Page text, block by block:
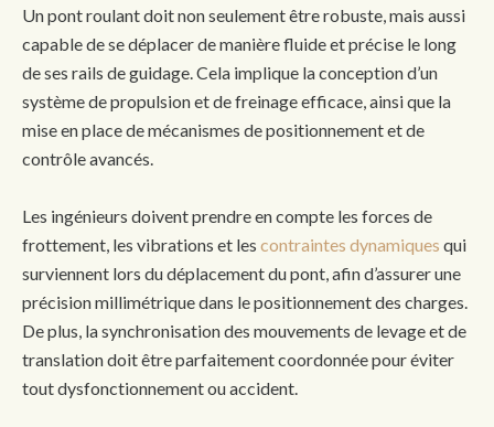
Un pont roulant doit non seulement être robuste, mais aussi
capable de se déplacer de manière fluide et précise le long
de ses rails de guidage. Cela implique la conception d’un
système de propulsion et de freinage efficace, ainsi que la
mise en place de mécanismes de positionnement et de
contrôle avancés.
Les ingénieurs doivent prendre en compte les forces de
frottement, les vibrations et les contraintes dynamiques qui
surviennent lors du déplacement du pont, afin d’assurer une
précision millimétrique dans le positionnement des charges.
De plus, la synchronisation des mouvements de levage et de
translation doit être parfaitement coordonnée pour éviter
tout dysfonctionnement ou accident.